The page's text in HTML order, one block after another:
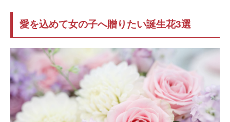
愛を込めて女の子へ贈りたい誕生花3選